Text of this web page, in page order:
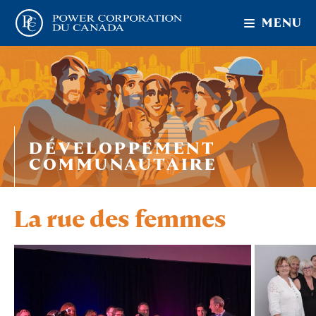
MENU
DÉVELOPPEMENT
COMMUNAUTAIRE
La rue des femmes